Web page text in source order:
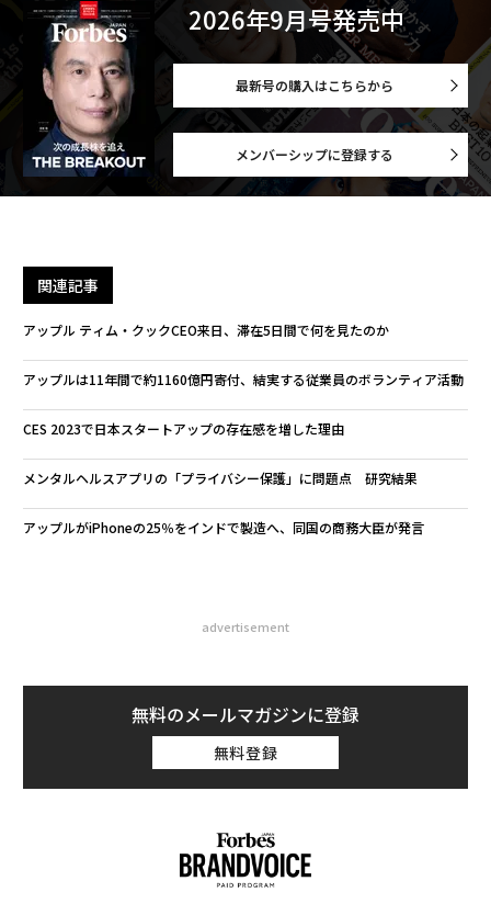
2026年9月号発売中
最新号の購入はこちらから
メンバーシップに登録する
関連記事
アップル ティム・クックCEO来日、滞在5日間で何を見たのか
アップルは11年間で約1160億円寄付、結実する従業員のボランティア活動
CES 2023で日本スタートアップの存在感を増した理由
メンタルヘルスアプリの「プライバシー保護」に問題点 研究結果
アップルがiPhoneの25％をインドで製造へ、同国の商務大臣が発言
advertisement
無料のメールマガジンに登録
無料登録